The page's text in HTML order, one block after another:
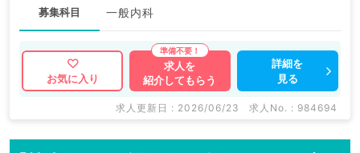
募集科目 一般内科
お気に入り
求人を
紹介してもらう
詳細を
見る
求人更新日 : 2026/06/23 求人No. : 984694